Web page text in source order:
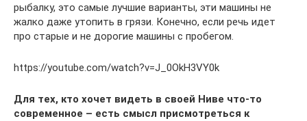
рыбалку, это самые лучшие варианты, эти машины не
жалко даже утопить в грязи. Конечно, если речь идет
про старые и не дорогие машины с пробегом.
https://youtube.com/watch?v=J_0OkH3VY0k
Для тех, кто хочет видеть в своей Ниве что-то
современное – есть смысл присмотреться к